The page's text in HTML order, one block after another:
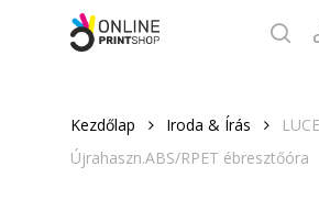
Kezdőlap Iroda & Írás
LUCE
Újrahaszn.ABS/RPET ébresztőóra